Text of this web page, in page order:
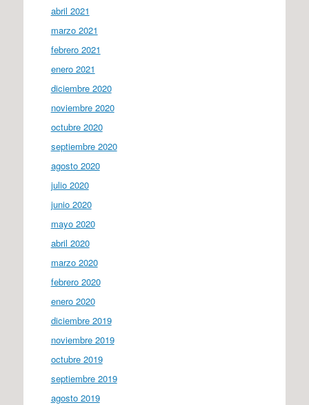
abril 2021
marzo 2021
febrero 2021
enero 2021
diciembre 2020
noviembre 2020
octubre 2020
septiembre 2020
agosto 2020
julio 2020
junio 2020
mayo 2020
abril 2020
marzo 2020
febrero 2020
enero 2020
diciembre 2019
noviembre 2019
octubre 2019
septiembre 2019
agosto 2019